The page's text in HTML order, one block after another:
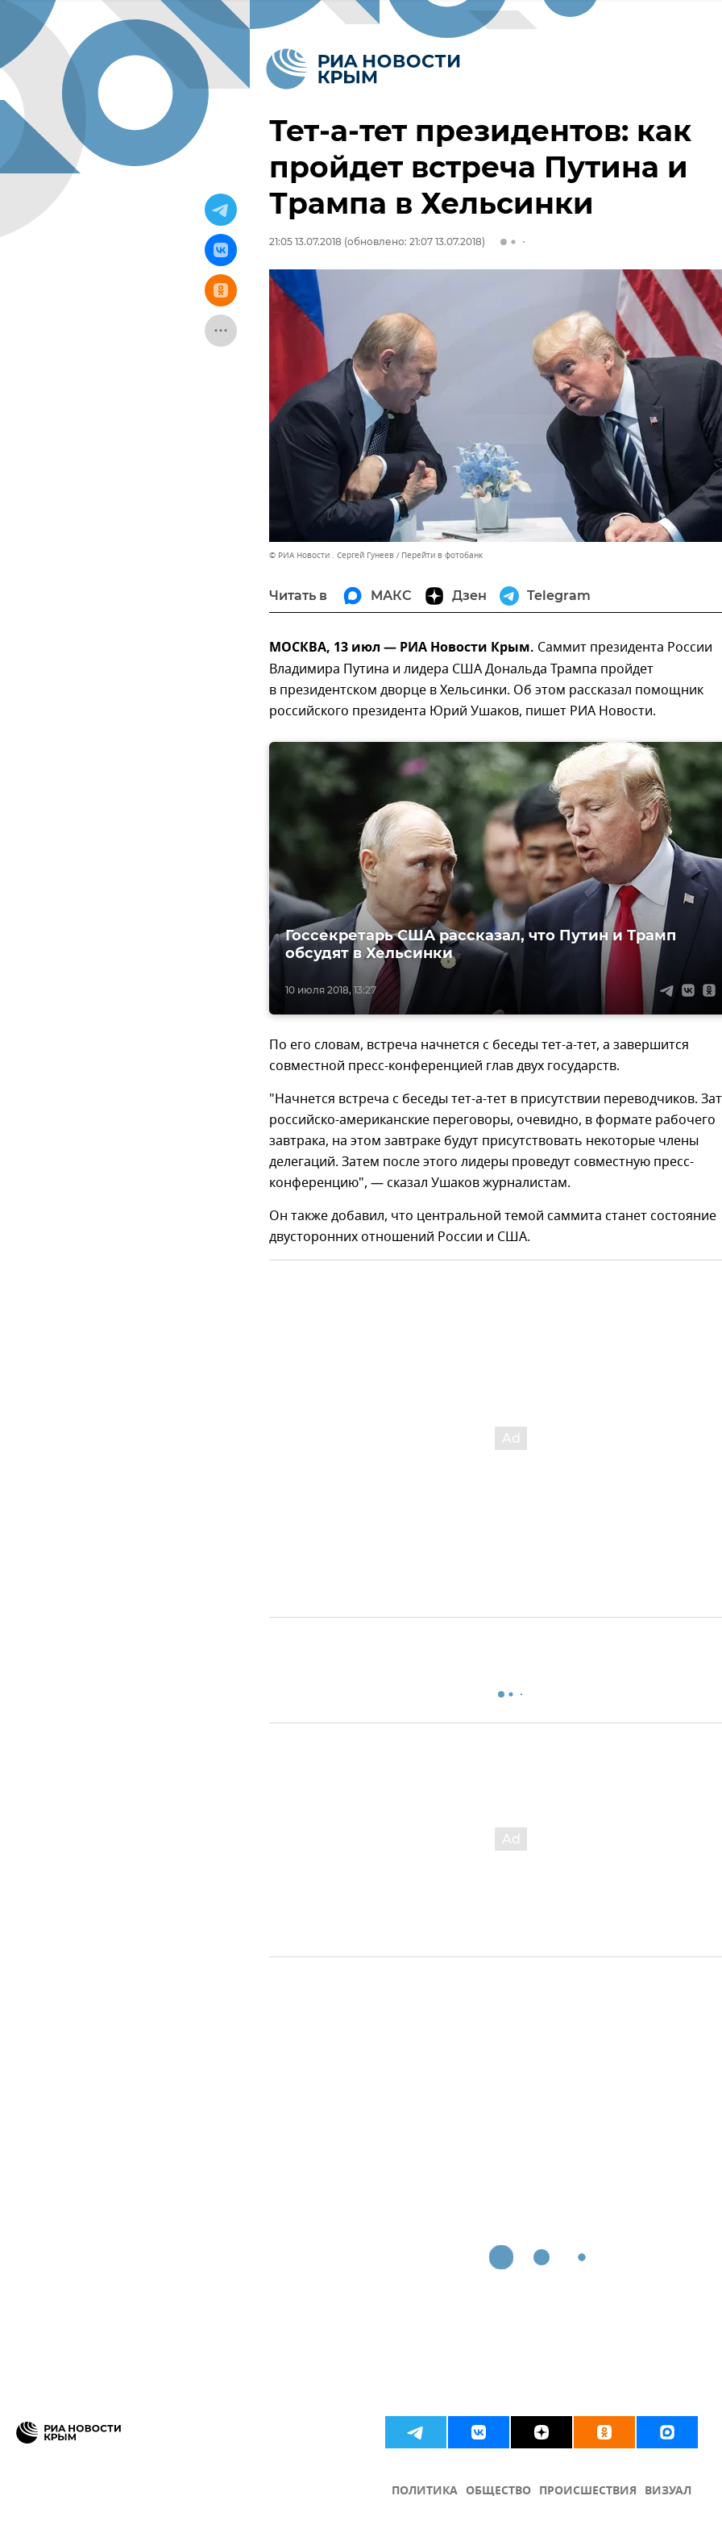
Тет-а-тет президентов: как
пройдет встреча Путина и
Трампа в Хельсинки
21:05 13.07.2018 (обновлено: 21:07 13.07.2018)
© РИА Новости . Сергей Гунеев Перейти в фотобанк
Читать в МАКС Дзен Telegram
МОСКВА, 13 июл — РИА Новости Крым. Саммит президента России
Владимира Путина и лидера США Дональда Трампа пройдет
в президентском дворце в Хельсинки. Об этом рассказал помощник
российского президента Юрий Ушаков, пишет РИА Новости.
10 июля 2018, 13:27
Госсекретарь США рассказал, что Путин и Трамп
обсудят в Хельсинки
По его словам, встреча начнется с беседы тет-а-тет, а завершится
совместной пресс-конференцией глав двух государств.
"Начнется встреча с беседы тет-а-тет в присутствии переводчиков.
российско-американские переговоры, очевидно, в формате рабочего
завтрака, на этом завтраке будут присутствовать некоторые члены
делегаций. Затем после этого лидеры проведут совместную пресс-
конференцию", — сказал Ушаков журналистам.
Он также добавил, что центральной темой саммита станет состояние
двусторонних отношений России и США.
ПОЛИТИКА ОБЩЕСТВО ПРОИСШЕСТВИЯ ВИЗУАЛ